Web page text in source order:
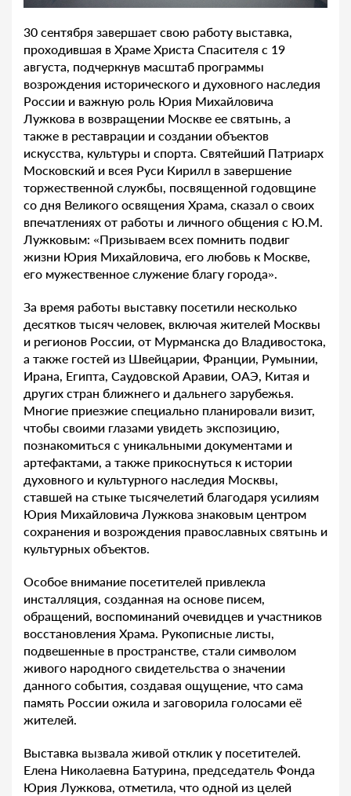
30 сентября завершает свою работу выставка,
проходившая в Храме Христа Спасителя с 19
августа, подчеркнув масштаб программы
возрождения исторического и духовного наследия
России и важную роль Юрия Михайловича
Лужкова в возвращении Москве ее святынь, а
также в реставрации и создании объектов
искусства, культуры и спорта. Святейший Патриарх
Московский и всея Руси Кирилл в завершение
торжественной службы, посвященной годовщине
со дня Великого освящения Храма, сказал о своих
впечатлениях от работы и личного общения с Ю.М.
Лужковым: «Призываем всех помнить подвиг
жизни Юрия Михайловича, его любовь к Москве,
его мужественное служение благу города».
За время работы выставку посетили несколько
десятков тысяч человек, включая жителей Москвы
и регионов России, от Мурманска до Владивостока,
а также гостей из Швейцарии, Франции, Румынии,
Ирана, Египта, Саудовской Аравии, ОАЭ, Китая и
других стран ближнего и дальнего зарубежья.
Многие приезжие специально планировали визит,
чтобы своими глазами увидеть экспозицию,
познакомиться с уникальными документами и
артефактами, а также прикоснуться к истории
духовного и культурного наследия Москвы,
ставшей на стыке тысячелетий благодаря усилиям
Юрия Михайловича Лужкова знаковым центром
сохранения и возрождения православных святынь и
культурных объектов.
Особое внимание посетителей привлекла
инсталляция, созданная на основе писем,
обращений, воспоминаний очевидцев и участников
восстановления Храма. Рукописные листы,
подвешенные в пространстве, стали символом
живого народного свидетельства о значении
данного события, создавая ощущение, что сама
память России ожила и заговорила голосами её
жителей.
Выставка вызвала живой отклик у посетителей.
Елена Николаевна Батурина, председатель Фонда
Юрия Лужкова, отметила, что одной из целей